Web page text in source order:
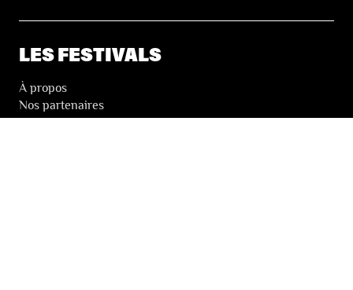
LES FESTIVALS
À propos
Nos partenaires
Presse